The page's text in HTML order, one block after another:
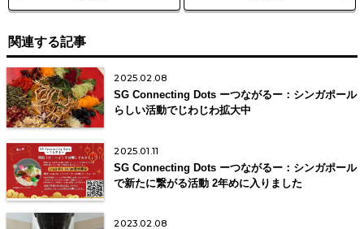
関連する記事
2025.02.08
SG Connecting Dots ーつながるー：シンガポール
らしい活動でじわじわ拡大中
2025.01.11
SG Connecting Dots ーつながるー：シンガポール
で新たに繋がる活動 2年めに入りました
2023.02.08